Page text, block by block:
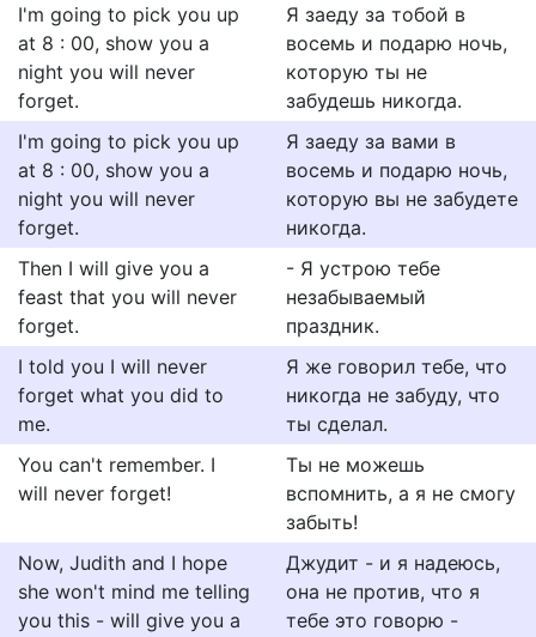
I'm going to pick you up
at 8 : 00, show you a
night you will never
forget.
Я заеду за тобой в
восемь и подарю ночь,
которую ты не
забудешь никогда.
I'm going to pick you up
at 8 : 00, show you a
night you will never
forget.
Я заеду за вами в
восемь и подарю ночь,
которую вы не забудете
никогда.
Then I will give you a
feast that you will never
forget.
- Я устрою тебе
незабываемый
праздник.
I told you I will never
forget what you did to
me.
Я же говорил тебе, что
никогда не забуду, что
ты сделал.
You can't remember. I
will never forget!
Ты не можешь
вспомнить, а я не смогу
забыть!
Now, Judith and I hope
she won't mind me telling
you this - will give you a
Джудит - и я надеюсь,
она не против, что я
тебе это говорю -